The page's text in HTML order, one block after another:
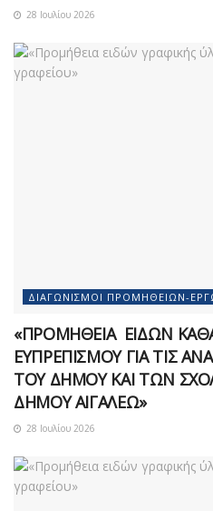
28 Ιουλίου 2026
ΔΙΑΓΩΝΙΣΜΟΊ ΠΡΟΜΗΘΕΙΏΝ-
«ΠΡΟΜΗΘΕΙΑ ΕΙΔΩΝ
ΕΥΠΡΕΠΙΣΜΟΥ ΓΙΑ ΤΙΣ
ΤΟΥ ΔΗΜΟΥ ΚΑΙ ΤΩΝ
ΔΗΜΟΥ ΑΙΓΑΛΕΩ»
28 Ιουλίου 2026